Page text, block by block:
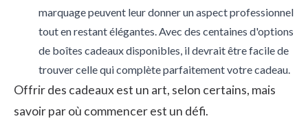
marquage peuvent leur donner un aspect professionnel
tout en restant élégantes. Avec des centaines d'options
de boîtes cadeaux disponibles, il devrait être facile de
trouver celle qui complète parfaitement votre cadeau.
Offrir des cadeaux est un art, selon certains, mais
savoir par où commencer est un défi.